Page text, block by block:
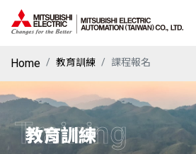
Home 教育訓練 課程報名
教育訓練
Training